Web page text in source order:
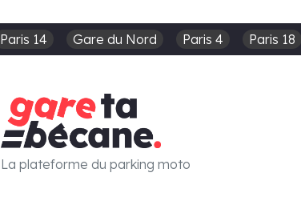
Paris 14 Gare du Nord Paris 4 Paris 18
La plateforme du parking moto